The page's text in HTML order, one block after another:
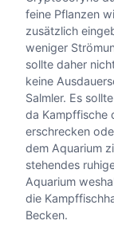
feine Pflanzen
zusätzlich
weniger
sollte daher
keine
Salmler. Es
da Kampffische
erschrecken
dem Aquarium
stehendes
Aquarium
die
Becken.